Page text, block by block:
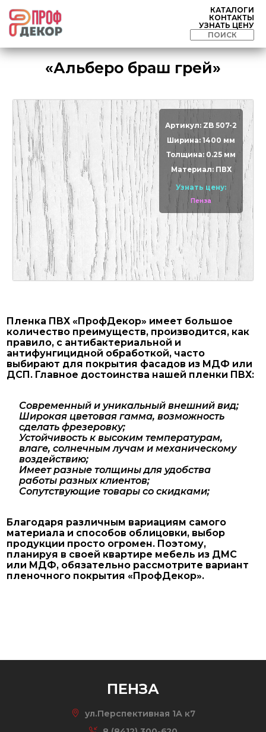
КАТАЛОГИ
КОНТАКТЫ
УЗНАТЬ ЦЕНУ
«Альберо браш грей»
Артикул: ZB 507-2
Ширина: 1400 мм
Толщина: 0.25 мм
Материал: ПВХ
Узнать цену:
Пенза
Пленка ПВХ «ПрофДекор» имеет большое
количество преимуществ, производится, как
правило, с антибактериальной и
антифунгицидной обработкой, часто
выбирают для покрытия фасадов из МДФ или
ДСП. Главное достоинства нашей пленки ПВХ:
Современный и уникальный внешний вид;
Широкая цветовая гамма, возможность
сделать фрезеровку;
Устойчивость к высоким температурам,
влаге, солнечным лучам и механическому
воздействию;
Имеет разные толщины для удобства
работы разных клиентов;
Сопутствующие товары со скидками;
Благодаря различным вариациям самого
материала и способов облицовки, выбор
продукции просто огромен. Поэтому,
планируя в своей квартире мебель из ДМС
или МДФ, обязательно рассмотрите вариант
пленочного покрытия «ПрофДекор».
ПЕНЗА
ул.Перспективная 1А к7